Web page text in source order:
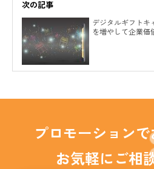
次の記事
デジタルギフトキ
を増やして企業価
プロモーション
お気軽にご相